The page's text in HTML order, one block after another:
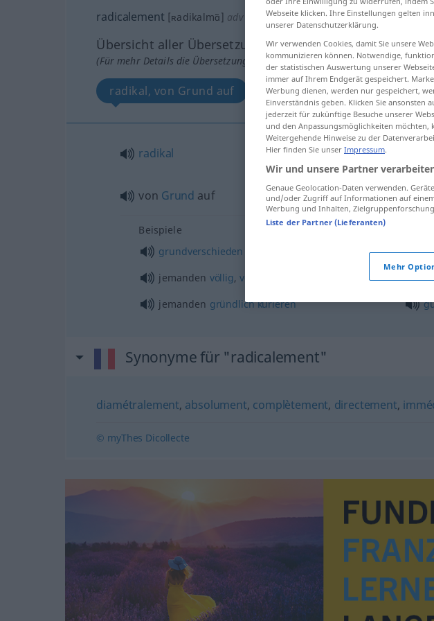
radicalement [ʀadikalmɑ̃] adv
Übersicht aller Übersetzungen
(Für mehr Details die Übersetzung anklicken/antippen)
radikal, von Grund auf
radikal
von Grund auf
Beispiele
grundverschieden
jemanden völlig,vollständig
jemanden gründlich kurieren
Synonyme für "radicalement"
diamétralement, absolument, complètement, directement,
© myThes Dicollecte
Webseite klicken. Ihre Einstellungen gelten
unserer Datenschutzerklärung.
Wir verwenden Cookies, damit Sie unsere
kommunizieren können. Notwendige,
der statistischen Auswertung unserer
immer auf Ihrem Endgerät gespeichert.
Werbung dienen, werden nur gespeichert,
Einverständnis geben. Klicken Sie
jederzeit für zukünftige Besuche unserer
und den Anpassungsmöglichkeiten möchten,
Weitergehende Hinweise zu der
Hier finden Sie unser Impressum.
Wir und unsere Partner
Genaue Geolocation-Daten verwenden.
und/oder Zugriff auf Informationen auf
Werbung und Inhalten,
Liste der Partner (Lieferanten)
Mehr